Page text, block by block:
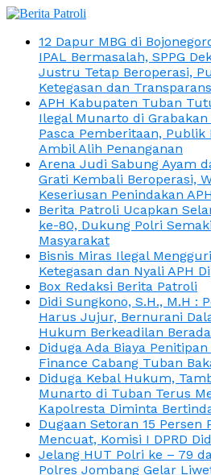
12 Dapur MBG di
IPAL Bermasalah, SPPG
Justru Tetap Beroperasi,
Ketegasan dan
APH Kabupaten Tuban
Ilegal Munarto di Grabakan
Pasca Pemberitaan, Publik
Ambil Alih Penanganan
Arena Judi Sabung Ayam
Grati Kembali Beroperasi,
Keseriusan Penindakan
Berita Patroli Ucapkan
ke-80, Dukung Polri
Masyarakat
Bisnis Miras Ilegal
Ketegasan dan Nyali APH
Box Redaksi Berita Patroli
Didi Sungkono, S.H., M.H :
Harus Jujur, Bernurani
Hukum Berkeadilan
Diduga Ada Biaya
Finance Cabang Tuban
Diduga Kebal Hukum,
Munarto di Tuban Terus
Kapolresta Diminta
Dugaan Setoran 15 Persen
Mencuat, Komisi I DPRD
Jelang HUT Polri ke – 79
Polres Jombang Gelar